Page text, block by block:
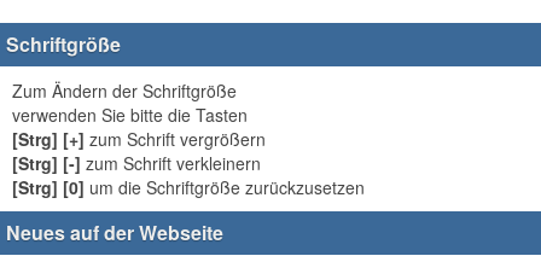
Schriftgröße
Zum Ändern der Schriftgröße
verwenden Sie bitte die Tasten
[Strg] [+] zum Schrift vergrößern
[Strg] [-] zum Schrift verkleinern
[Strg] [0] um die Schriftgröße zurückzusetzen
Neues auf der Webseite